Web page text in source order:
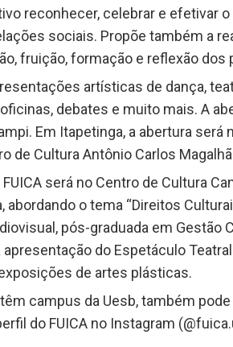
reconhecer, celebrar e efetivar
sociais. Propõe também a
fruição, formação e reflexão dos
artísticas de dança,
debates e muito mais. A
Em Itapetinga, a abertura
de Cultura Antônio Carlos
será no Centro de Cultura
o tema “Direitos
pós-graduada em Gestão
do Espetáculo
de artes plásticas.
campus da Uesb, também
do FUICA no Instagram